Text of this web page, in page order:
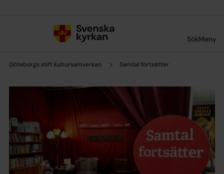
SökMeny
Göteborgs stift kultursamverkan Samtal fortsätter